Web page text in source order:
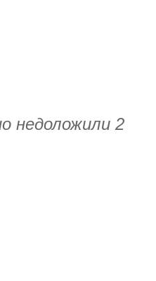
недоложили 2